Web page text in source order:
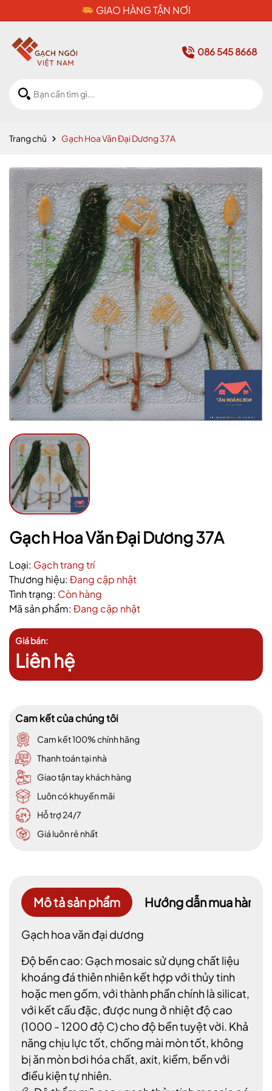
CAM KẾT HÀNG CHÍNH HÃNG
086 545 8668
Trang chủ Gạch Hoa Văn Đại Dương 37A
Gạch Hoa Văn Đại Dương 37A
Loại: Gạch trang trí
Thương hiệu: Đang cập nhật
Tình trạng: Còn hàng
Mã sản phẩm: Đang cập nhật
Giá bán:
Liên hệ
Cam kết của chúng tôi
Cam kết 100% chính hãng
Thanh toán tại nhà
Giao tận tay khách hàng
Luôn có khuyến mãi
Hỗ trợ 24/7
Giá luôn rẻ nhất
Mô tả sản phẩm Hướng dẫn mua hàng
Gạch hoa văn đại dương
Độ bền cao: Gạch mosaic sử dụng chất liệu
khoáng đá thiên nhiên kết hợp với thủy tinh
hoặc men gốm, với thành phần chính là silicat,
với kết cấu đặc, được nung ở nhiệt độ cao
(1000 - 1200 độ C) cho độ bền tuyệt vời. Khả
năng chịu lực tốt, chống mài mòn tốt, không
bị ăn mòn bơi hóa chất, axit, kiềm, bền với
điều kiện tự nhiên.
Mã giảm giá:
Ngày hết hạn:
Điều kiện: